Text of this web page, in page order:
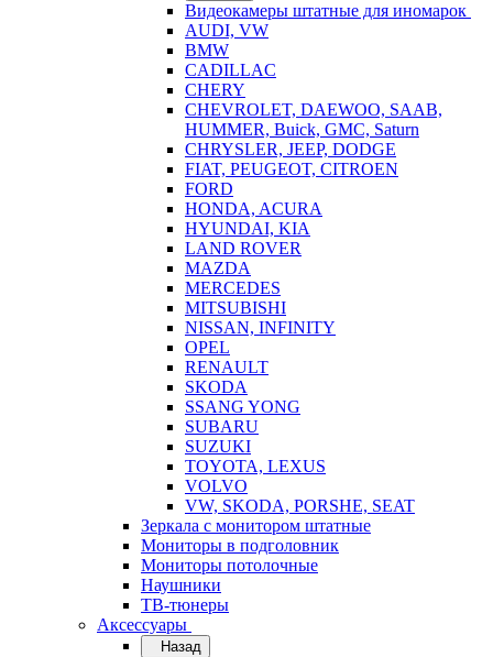
Видеокамеры штатные для иномарок
AUDI, VW
BMW
CADILLAC
CHERY
CHEVROLET, DAEWOO, SAAB,
HUMMER, Buick, GMC, Saturn
CHRYSLER, JEEP, DODGE
FIAT, PEUGEOT, CITROEN
FORD
HONDA, ACURA
HYUNDAI, KIA
LAND ROVER
MAZDA
MERCEDES
MITSUBISHI
NISSAN, INFINITY
OPEL
RENAULT
SKODA
SSANG YONG
SUBARU
SUZUKI
TOYOTA, LEXUS
VOLVO
VW, SKODA, PORSHE, SEAT
Зеркала с монитором штатные
Мониторы в подголовник
Мониторы потолочные
Наушники
ТВ-тюнеры
Аксессуары
Назад